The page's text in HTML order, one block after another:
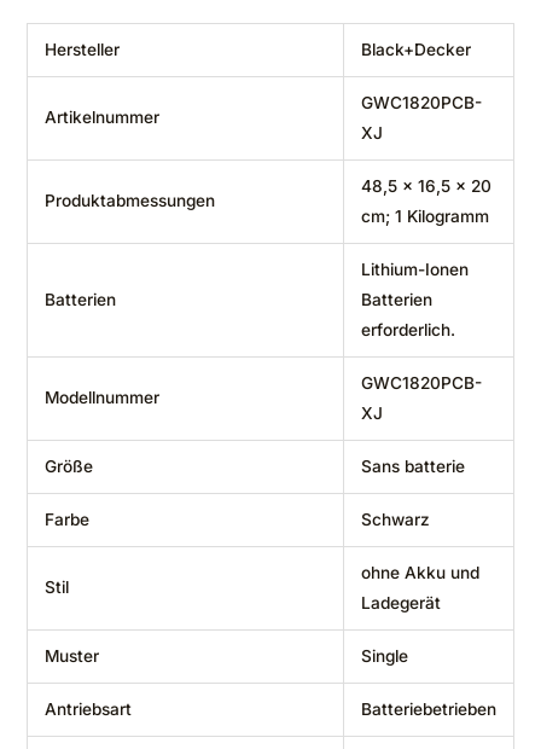
Hersteller ‎Black+Decker
Artikelnummer
‎GWC1820PCB-
XJ
Produktabmessungen
‎48,5 x 16,5 x 20
cm; 1 Kilogramm
Batterien
‎Lithium-Ionen
Batterien
erforderlich.
Modellnummer
‎GWC1820PCB-
XJ
Größe ‎Sans batterie
Farbe ‎Schwarz
Stil
‎ohne Akku und
Ladegerät
Muster ‎Single
Antriebsart ‎Batteriebetrieben